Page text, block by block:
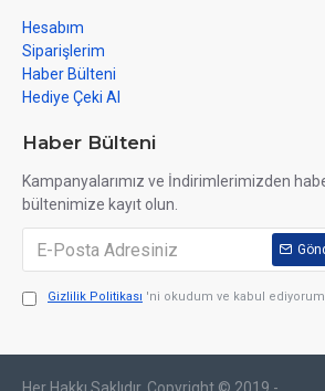
Hesabım
Siparişlerim
Haber Bülteni
Hediye Çeki Al
Haber Bülteni
Kampanyalarımız ve İndirimlerimizden
bültenimize kayıt olun.
Gizlilik Politikası 'ni okudum ve kabul